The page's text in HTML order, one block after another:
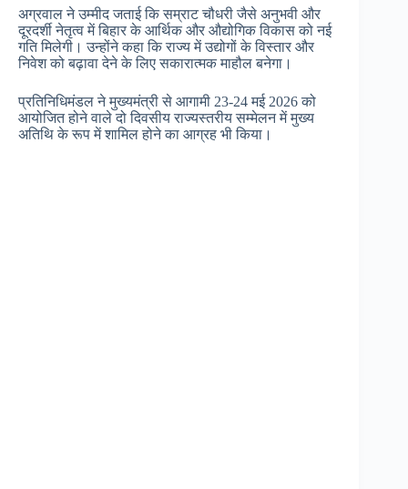
अग्रवाल ने उम्मीद जताई कि सम्राट चौधरी जैसे अनुभवी और
दूरदर्शी नेतृत्व में बिहार के आर्थिक और औद्योगिक विकास को नई
गति मिलेगी। उन्होंने कहा कि राज्य में उद्योगों के विस्तार और
निवेश को बढ़ावा देने के लिए सकारात्मक माहौल बनेगा।
प्रतिनिधिमंडल ने मुख्यमंत्री से आगामी 23-24 मई 2026 को
आयोजित होने वाले दो दिवसीय राज्यस्तरीय सम्मेलन में मुख्य
अतिथि के रूप में शामिल होने का आग्रह भी किया।